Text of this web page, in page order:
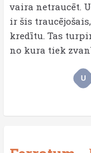
vaira netraucēt.
ir šis
kredītu. Tas
no kura tiek
U